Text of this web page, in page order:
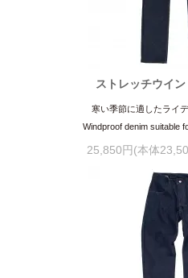
ストレッチウイ
寒い季節に適したライ
Windproof denim suitable
25,850円(本体